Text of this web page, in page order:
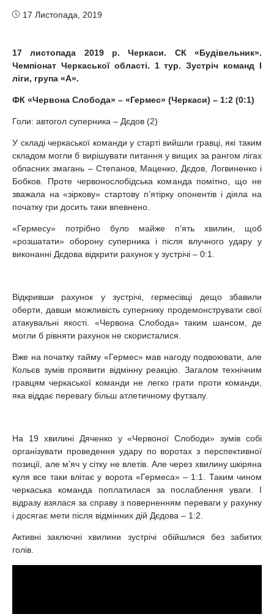
17 Листопада, 2019
17 листопада 2019 р. Черкаси. СК «Будівельник».
Чемпіонат Черкаської області. 1 тур. Зустріч команд I
ліги, група «А».
ФК «Червона Слобода» – «Гермес» (Черкаси) – 1:2 (0:1)
Голи: автогол суперника – Дєдов (2)
У складі черкаської команди у старті вийшли гравці, які таким
складом могли б вирішувати питання у вищих за рангом лігах
обласних змагань – Степанов, Маценко, Дєдов, Логвиненко і
Бобков. Проте червонослобідська команда помітно, що не
зважала на «зіркову» стартову п’ятірку опонентів і діяла на
початку гри досить таки впевнено.
«Гермесу» потрібно було майже п’ять хвилин, щоб
«розшатати» оборону суперника і після влучного удару у
виконанні Дєдова відкрити рахунок у зустрічі – 0:1.
Відкривши рахунок у зустрічі, гермесівці дещо збавили
оберти, давши можливість супернику продемонструвати свої
атакувальні якості. «Червона Слобода» таким шансом, де
могли б рівняти рахунок не скористалися.
Вже на початку тайму «Гермес» мав нагоду подвоювати, але
Кольєв зумів проявити відмінну реакцію. Загалом технічним
гравцям черкаської команди не легко грати проти команди,
яка віддає перевагу більш атлетичному футзалу.
На 19 хвилині Дяченко у «Червоної Слободи» зумів собі
організувати проведення удару по воротах з перспективної
позиції, але м’яч у сітку не влетів. Але через хвилину шкіряна
куля все таки влітає у ворота «Гермеса» – 1:1. Таким чином
черкаська команда поплатилася за послаблення уваги. І
відразу взялася за справу з поверненням переваги у рахунку
і досягає мети після відмінних дій Дєдова – 1:2.
Активні заключні хвилини зустрічі обійшлися без забитих
голів.